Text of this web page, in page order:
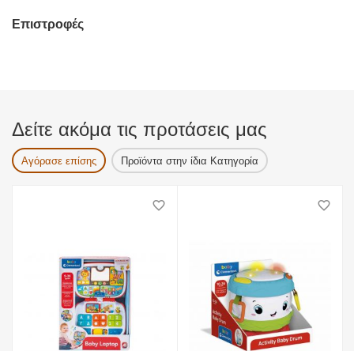
Επιστροφές
Δείτε ακόμα τις προτάσεις μας
Αγόρασε επίσης Προϊόντα στην ίδια Κατηγορία